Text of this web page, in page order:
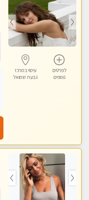
לפרטים
נוספים
עיסוי במרכז
גבעת שמואל